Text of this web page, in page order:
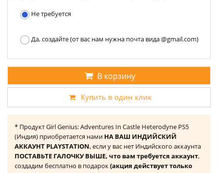
Не требуется
Да, создайте (от вас нам нужна почта вида @gmail.com)
В корзину
Купить в один клик
* Продукт Girl Genius: Adventures In Castle Heterodyne PS5
(Индия) приобретается нами НА ВАШ ИНДИЙСКИЙ
АККАУНТ PLAYSTATION, если у вас нет Индийского аккаунта
ПОСТАВЬТЕ ГАЛОЧКУ ВЫШЕ, что вам требуется аккаунт,
создадим бесплатно в подарок(акция действует только